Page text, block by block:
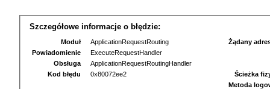
Szczegółowe informacje o błędzie:
Moduł
ApplicationRequestRouting
Powiadomienie
ExecuteRequestHandler
Obsługa
ApplicationRequestRoutingHandler
Kod błędu
0x80072ee2
Żądany
Ścieżka
Metoda